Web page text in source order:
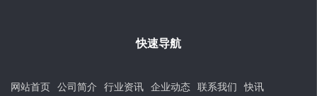
快速导航
网站首页 公司简介 行业资讯 企业动态 联系我们 快讯